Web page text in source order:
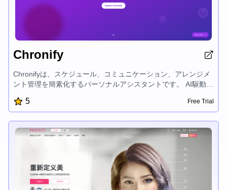
Chronify
Chronifyは、スケジュール、コミュニケーション、アレンジメ
ント管理を簡素化するパーソナルアシスタントです。 AI駆動の
プレイスのタスク管理を提供し、最も重要なことに集中できる
ようサポートします。 Chronifyは簡単な設定で、カレンダー体
験を変え、生産性を高めるための時間を確保できます。
5 Free Trial